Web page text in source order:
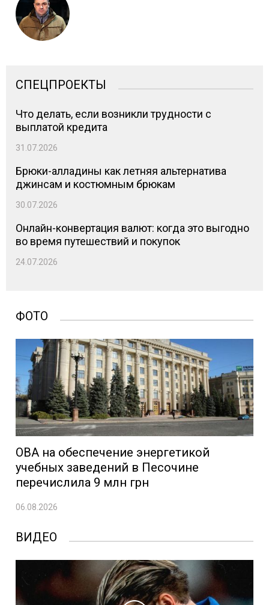
СПЕЦПРОЕКТЫ
Что делать, если возникли трудности с
выплатой кредита
31.07.2026
Брюки-алладины как летняя альтернатива
джинсам и костюмным брюкам
30.07.2026
Онлайн-конвертация валют: когда это выгодно
во время путешествий и покупок
24.07.2026
ФОТО
ОВА на обеспечение энергетикой
учебных заведений в Песочине
перечислила 9 млн грн
06.08.2026
ВИДЕО